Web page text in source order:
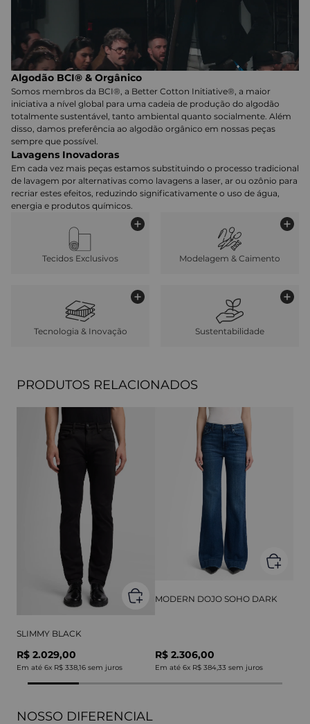
Algodão BCI® & Orgânico
Somos membros da BCI®, a Better Cotton Initiative®, a maior
iniciativa a nível global para uma cadeia de produção do algodão
totalmente sustentável, tanto ambiental quanto socialmente. Além
disso, damos preferência ao algodão orgânico em nossas peças
sempre que possível.
Lavagens Inovadoras
Em cada vez mais peças estamos substituindo o processo tradicional
de lavagem por alternativas como lavagens a laser, ar ou ozônio para
recriar estes efeitos, reduzindo significativamente o uso de água,
energia e produtos químicos.
Tecidos Exclusivos Modelagem & Caimento
Tecnologia & Inovação Sustentabilidade
PRODUTOS RELACIONADOS
SLIMMY BLACK
R$ 2.029,00
Em até 6x R$ 338,16 sem juros
MODERN DOJO SOHO DARK
R$ 2.306,00
Em até 6x R$ 384,33 sem juros
NOSSO DIFERENCIAL